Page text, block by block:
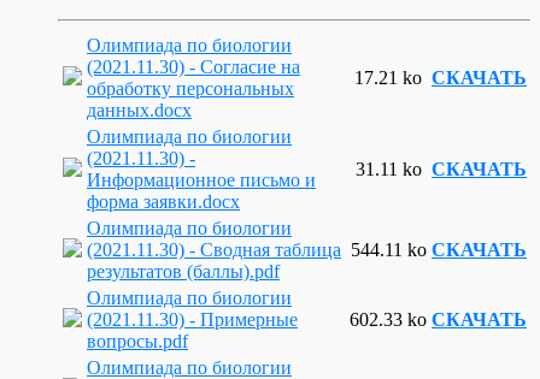
Олимпиада по биологии
(2021.11.30) - Согласие на
обработку персональных
данных.docx
17.21 ko СКАЧАТЬ
Олимпиада по биологии
(2021.11.30) -
Информационное письмо и
форма заявки.docx
31.11 ko СКАЧАТЬ
Олимпиада по биологии
(2021.11.30) - Сводная таблица
результатов (баллы).pdf
544.11 ko СКАЧАТЬ
Олимпиада по биологии
(2021.11.30) - Примерные
вопросы.pdf
602.33 ko СКАЧАТЬ
Олимпиада по биологии